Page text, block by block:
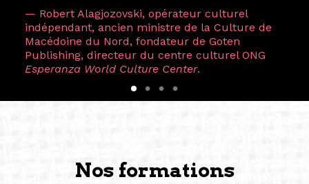
— Robert Alagjozovski, opérateur culturel
indépendant, ancien ministre de la Culture de
Macédoine du Nord, fondateur de Goten
Publishing, directeur du centre culturel ONG
Esperanza World Culture Center.
Nos formations